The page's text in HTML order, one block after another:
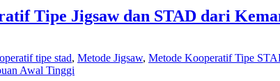
Tipe Jigsaw dan STAD dari
tipe stad, Metode Jigsaw, Metode Kooperatif Tipe
Awal Tinggi